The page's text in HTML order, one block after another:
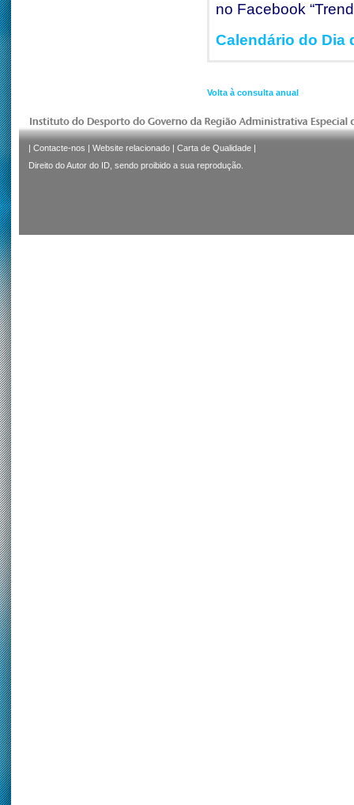
no Facebook
Calendário do Dia
Volta à consulta anual
| Contacte-nos | Website relacionado | Carta de Qualidade |
Direito do Autor do ID, sendo proibido a sua reprodução.